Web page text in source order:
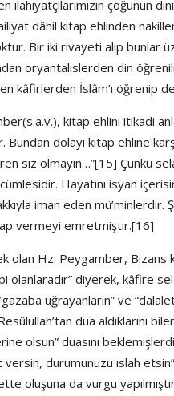
ilahiyatçılarımızın çoğunun
dâhil kitap ehlinden
Bir iki rivayeti alıp bunlar
oryantalislerden din
kâfirlerden İslâm’ı öğrenip
kitap ehlini itikadi
Bundan dolayı kitap ehline
siz olmayın…”[15] Çünkü
Hayatını isyan
iman eden
vermeyi emretmiştir.[16]
olan Hz. Peygamber, Bizans
olanlaradır” diyerek, kâfire
uğrayanların” ve
dua aldıklarını
olsun” duasını
durumunuzu ıslah
oluşuna da vurgu